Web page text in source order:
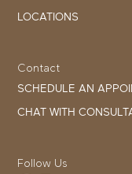
LOCATIONS
Contact
SCHEDULE AN
CHAT WITH
Follow Us